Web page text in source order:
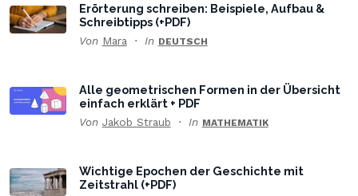
Erörterung schreiben: Beispiele, Aufbau &
Schreibtipps (+PDF)
Von Mara In DEUTSCH
Alle geometrischen Formen in der Übersicht
einfach erklärt + PDF
Von Jakob Straub In MATHEMATIK
Wichtige Epochen der Geschichte mit
Zeitstrahl (+PDF)